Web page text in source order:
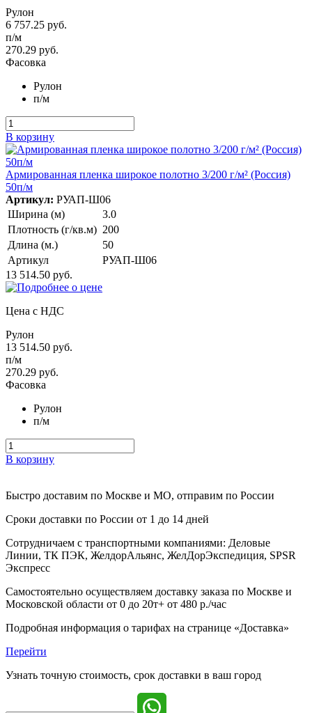
Рулон
6 757.25 руб.
п/м
270.29 руб.
Фасовка
Рулон
п/м
В корзину
Армированная пленка широкое полотно 3/200 г/м² (Россия)
50п/м
Артикул: РУАП-Ш06
Ширина (м)
3.0
Плотность (г/кв.м) 200
Длина (м.)
50
Артикул
РУАП-Ш06
13 514.50 руб.
Цена с НДС
Рулон
13 514.50 руб.
п/м
270.29 руб.
Фасовка
Рулон
п/м
В корзину
Быстро доставим по Москве и МО, отправим по России
Сроки доставки по России от 1 до 14 дней
Сотрудничаем с транспортными компаниями: Деловые
Линии, ТК ПЭК, ЖелдорАльянс, ЖелДорЭкспедиция, SPSR
Экспресс
Самостоятельно осуществляем доставку заказа по Москве и
Московской области от 0 до 20т+ от 480 р./час
Подробная информация о тарифах на странице «Доставка»
Перейти
Узнать точную стоимость, срок доставки в ваш город